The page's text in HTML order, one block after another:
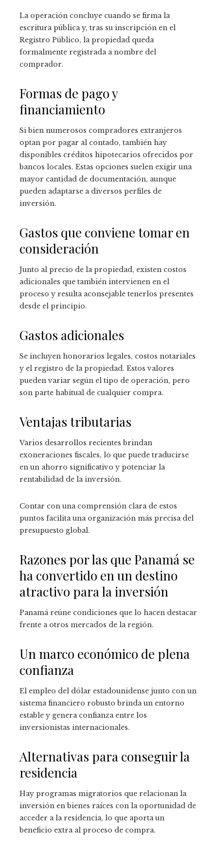
La operación concluye cuando se firma la
escritura pública y, tras su inscripción en el
Registro Público, la propiedad queda
formalmente registrada a nombre del
comprador.
Formas de pago y
financiamiento
Si bien numerosos compradores extranjeros
optan por pagar al contado, también hay
disponibles créditos hipotecarios ofrecidos por
bancos locales. Estas opciones suelen exigir una
mayor cantidad de documentación, aunque
pueden adaptarse a diversos perfiles de
inversión.
Gastos que conviene tomar en
consideración
Junto al precio de la propiedad, existen costos
adicionales que también intervienen en el
proceso y resulta aconsejable tenerlos presentes
desde el principio.
Gastos adicionales
Se incluyen honorarios legales, costos notariales
y el registro de la propiedad. Estos valores
pueden variar según el tipo de operación, pero
son parte habitual de cualquier compra.
Ventajas tributarias
Varios desarrollos recientes brindan
exoneraciones fiscales, lo que puede traducirse
en un ahorro significativo y potenciar la
rentabilidad de la inversión.
Contar con una comprensión clara de estos
puntos facilita una organización más precisa del
presupuesto global.
Razones por las que Panamá se
ha convertido en un destino
atractivo para la inversión
Panamá reúne condiciones que lo hacen destacar
frente a otros mercados de la región.
Un marco económico de plena
confianza
El empleo del dólar estadounidense junto con un
sistema financiero robusto brinda un entorno
estable y genera confianza entre los
inversionistas internacionales.
Alternativas para conseguir la
residencia
Hay programas migratorios que relacionan la
inversión en bienes raíces con la oportunidad de
acceder a la residencia, lo que aporta un
beneficio extra al proceso de compra.